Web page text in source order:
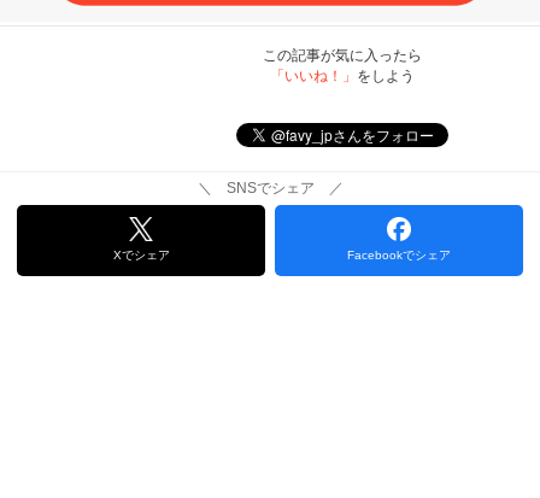
この記事が気に入ったら
「いいね！」 をしよう
＼ SNSでシェア ／
Xでシェア Facebookでシェア